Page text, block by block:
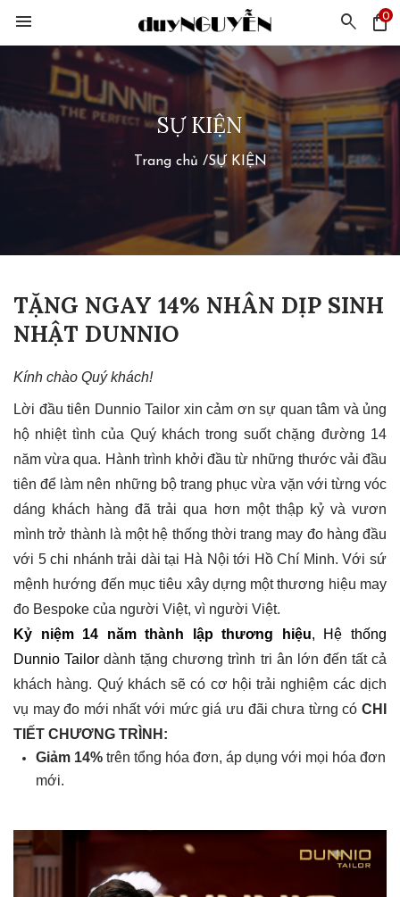
menu search shopping_bag
0
SỰ KIỆN
Trang chủ /SỰ KIỆN
TẶNG NGAY 14% NHÂN DỊP SINH
NHẬT DUNNIO
Kính chào Quý khách!
Lời đầu tiên Dunnio Tailor xin cảm ơn sự quan tâm và ủng
hộ nhiệt tình của Quý khách trong suốt chặng đường 14
năm vừa qua. Hành trình khởi đầu từ những thước vải đầu
tiên để làm nên những bộ trang phục vừa vặn với từng vóc
dáng khách hàng đã trải qua hơn một thập kỷ và vươn
mình trở thành là một hệ thống thời trang may đo hàng đầu
với 5 chi nhánh trải dài tại Hà Nội tới Hồ Chí Minh. Với sứ
mệnh hướng đến mục tiêu xây dựng một thương hiệu may
đo Bespoke của người Việt, vì người Việt.
Kỷ niệm 14 năm thành lập thương hiệu, Hệ thống
Dunnio Tailor dành tặng chương trình tri ân lớn đến tất cả
khách hàng. Quý khách sẽ có cơ hội trải nghiệm các dịch
vụ may đo mới nhất với mức giá ưu đãi chưa từng có CHI
TIẾT CHƯƠNG TRÌNH:
Giảm 14% trên tổng hóa đơn, áp dụng với mọi hóa đơn
mới.